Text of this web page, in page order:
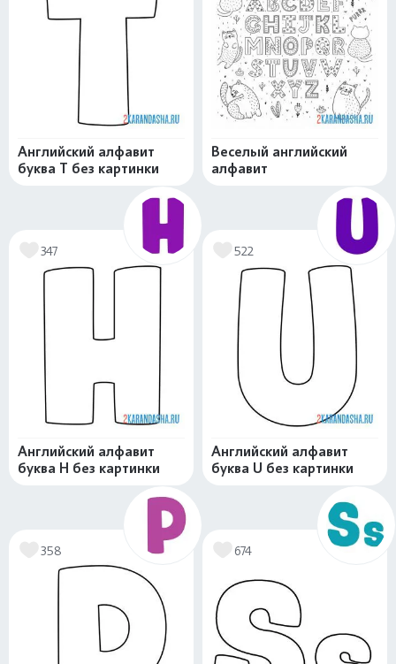
Английский алфавит
буква T без картинки
Веселый английский
алфавит
347
Английский алфавит
буква H без картинки
522
Английский алфавит
буква U без картинки
358 674